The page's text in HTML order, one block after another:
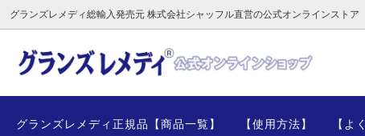
グランズレメディ総輸入発売元 株式会社シャッフル直営の公式オンラインストア
輸入品
グランズレメディ正規品【商品一覧】 【使用方法】 【よ